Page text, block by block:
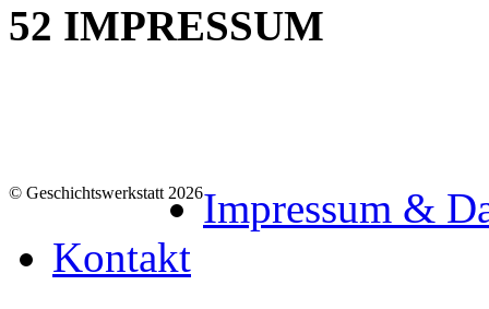
52 IMPRESSUM
© Geschichtswerkstatt 2026Impressum &
Kontakt